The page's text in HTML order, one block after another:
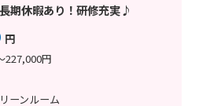
期休暇あり！研修充実♪
円
227,000円
ーンルーム